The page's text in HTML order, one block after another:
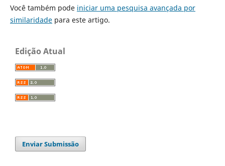
Você também pode iniciar uma pesquisa avançada por
similaridadepara este artigo.
Edição Atual
Enviar Submissão